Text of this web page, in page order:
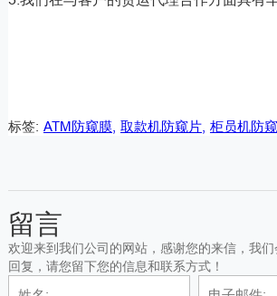
标签: ATM防窥膜, 取款机防窥片, 柜员机防
留言
欢迎来到我们公司的网站，感谢您的来信，我
回复，请您留下您的信息和联系方式！